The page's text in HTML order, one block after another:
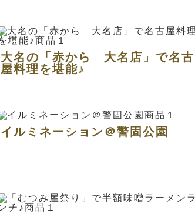
大名の「赤から 大名店」で名古
屋料理を堪能♪
イルミネーション＠警固公園